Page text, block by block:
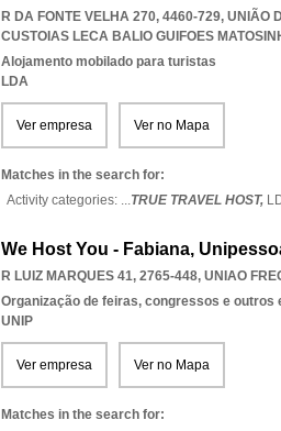
R DA FONTE VELHA 270, 4460-729, UNIÃO
CUSTOIAS LECA BALIO GUIFOES
Alojamento mobilado para turistas
LDA
Ver empresa Ver no Mapa
Matches in the search for:
Activity categories: ...TRUE TRAVEL HOST,
We Host You - Fabiana,
R LUIZ MARQUES 41, 2765-448, UNIAO
Organização de feiras, congressos e outros
UNIP
Ver empresa Ver no Mapa
Matches in the search for: